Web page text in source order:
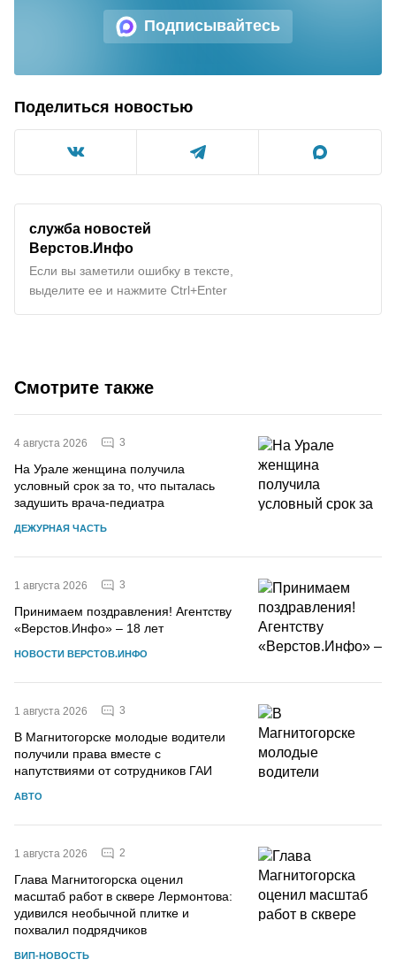
Подписывайтесь
Поделиться новостью
служба новостей
Верстов.Инфо
Если вы заметили ошибку в тексте,
выделите ее и нажмите Ctrl+Enter
Смотрите также
4 августа 2026 3
На Урале женщина получила
условный срок за то, что пыталась
задушить врача-педиатра
ДЕЖУРНАЯ ЧАСТЬ
1 августа 2026 3
Принимаем поздравления! Агентству
«Верстов.Инфо» – 18 лет
НОВОСТИ ВЕРСТОВ.ИНФО
1 августа 2026 3
В Магнитогорске молодые водители
получили права вместе с
напутствиями от сотрудников ГАИ
АВТО
1 августа 2026 2
Глава Магнитогорска оценил
масштаб работ в сквере Лермонтова:
удивился необычной плитке и
похвалил подрядчиков
ВИП-НОВОСТЬ